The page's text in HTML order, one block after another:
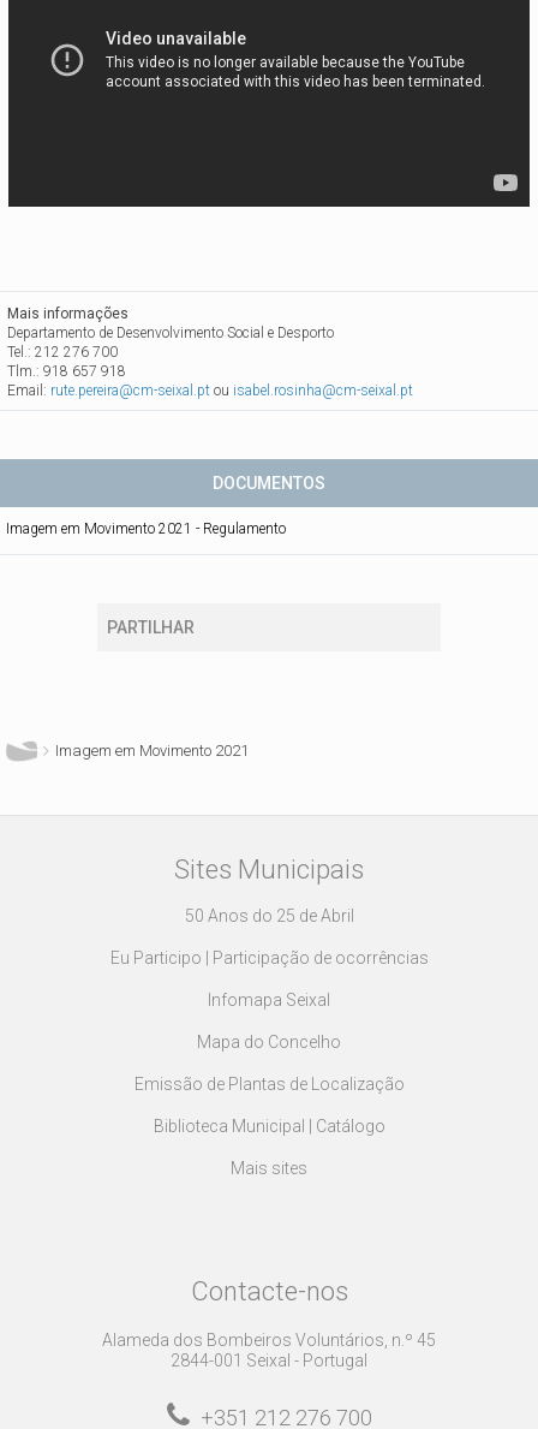
Mais informações
Departamento de Desenvolvimento Social e Desporto
Tel.: 212 276 700
Tlm.: 918 657 918
Email: rute.pereira@cm-seixal.pt ou isabel.rosinha@cm-seixal.pt
DOCUMENTOS
Imagem em Movimento 2021 - Regulamento
PARTILHAR
Imagem em Movimento 2021
Sites Municipais
50 Anos do 25 de Abril
Eu Participo | Participação de ocorrências
Infomapa Seixal
Mapa do Concelho
Emissão de Plantas de Localização
Biblioteca Municipal | Catálogo
Mais sites
Contacte-nos
Alameda dos Bombeiros Voluntários, n.º 45
2844-001 Seixal - Portugal
+351 212 276 700